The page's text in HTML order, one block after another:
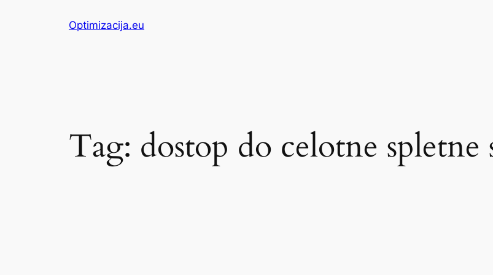
Optimizacija.eu
Tag: dostop do celotne spletne